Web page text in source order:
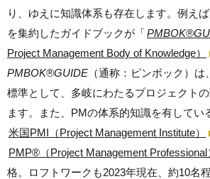
り、ゆえに知識体系も存在します。例え
を集約したガイドブックが「
Project Management Body of Knowledge）
PMBOK®GUIDE （通称：ピンボック）
標準として、多岐にわたるプロジェクト
ます。また、PMの体系的知識を有してい
米国PMI（Project Management Institute）
PMP®（Project Management Professional
格。ロフトワークも2023年現在、約10名